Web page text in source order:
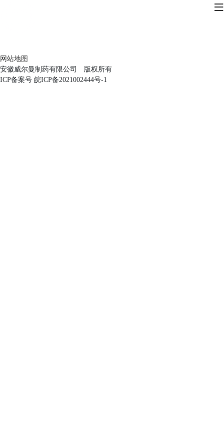
网站地图
安徽威尔曼制药有限公司 版权所有
ICP备案号 皖ICP备2021002444号-1